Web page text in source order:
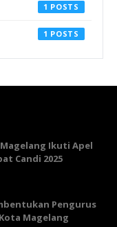
1
1
Ikuti Apel
Candi 2025
Pengurus
Magelang